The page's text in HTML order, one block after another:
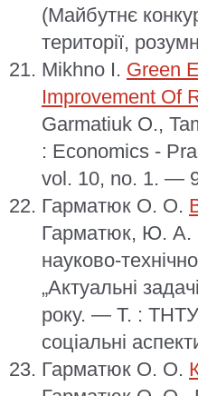
(Майбутнє
території,
Mikhno I. Green
Improvement Of
Garmatiuk O.,
: Economics -
vol. 10, no. 1. —
Гарматюк О. О.
Гарматюк, Ю. А.
науково-
„Актуальні
року. — Т. :
соціальні
Гарматюк О. О.